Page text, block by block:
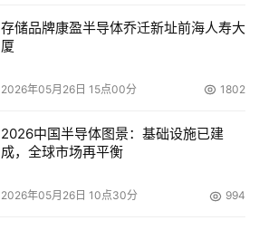
存储品牌康盈半导体乔迁新址前海人寿大
厦
2026年05月26日 15点00分 1802
2026中国半导体图景：基础设施已建
成，全球市场再平衡
2026年05月26日 10点30分 994